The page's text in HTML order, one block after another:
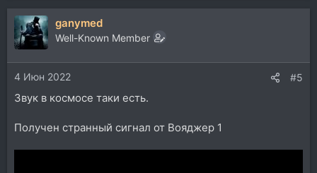
ganymed
Well-Known Member
4 Июн 2022 #5
Звук в космосе таки есть.
Получен странный сигнал от Вояджер 1